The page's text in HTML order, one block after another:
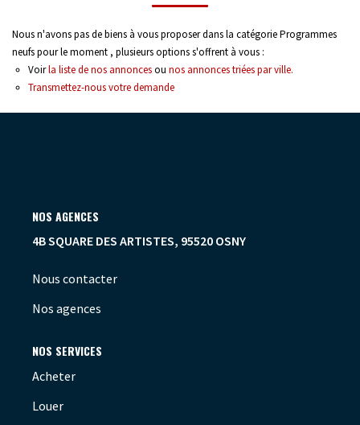
GESTION
Espace Propriétaire
Espace Locataire
Budget max Plus de critères
Nous n'avons pas de biens à vous proposer dans la catégorie Programmes
neufs pour le moment , plusieurs options s'offrent à vous :
Voirla liste de nos annoncesou nos annonces triées par ville.
Transmettez-nous votre demande
NOS AGENCES
4B SQUARE DES ARTISTES, 95520 OSNY
Nous contacter
Nos agences
NOS SERVICES
Acheter
Louer